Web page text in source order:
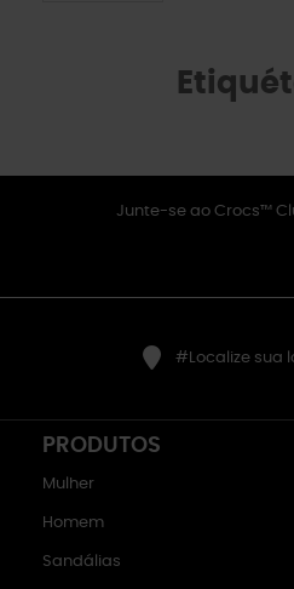
Junte-se ao Crocs™
#Localize sua
PRODUTOS
Mulher
Homem
Sandálias